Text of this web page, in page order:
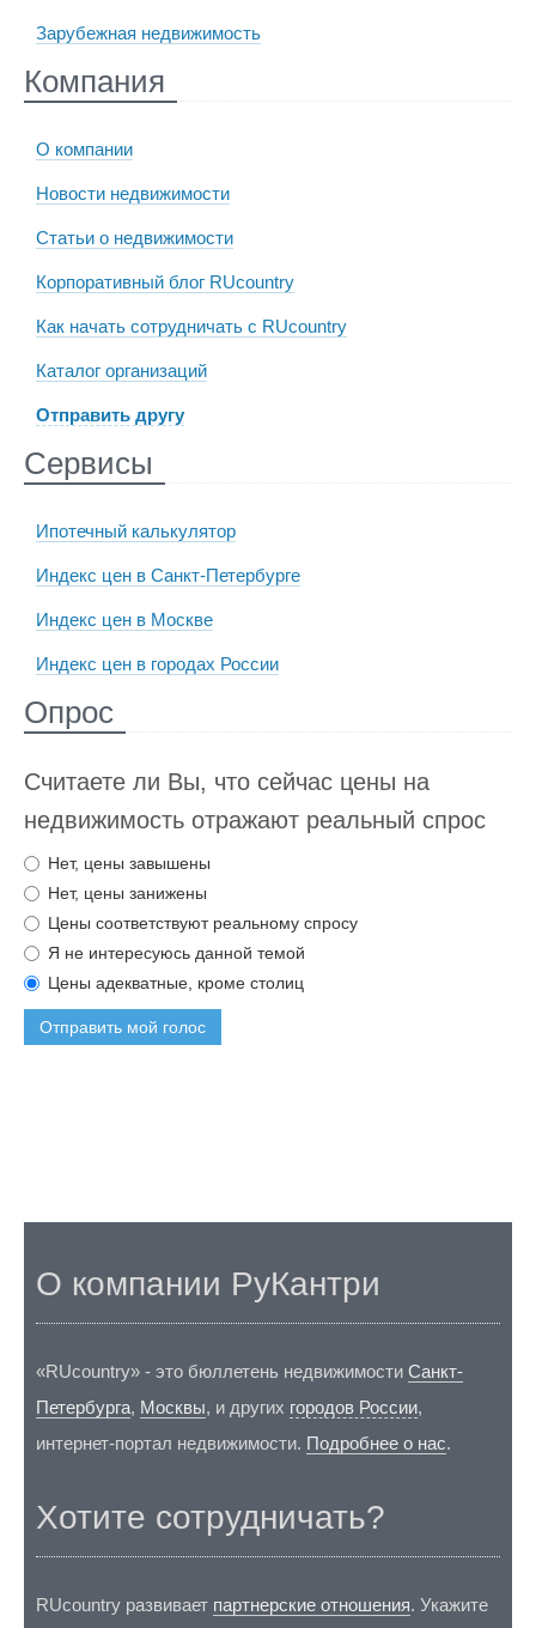
Зарубежная недвижимость
Компания
О компании
Новости недвижимости
Статьи о недвижимости
Корпоративный блог RUcountry
Как начать сотрудничать с RUcountry
Каталог организаций
Отправить другу
Сервисы
Ипотечный калькулятор
Индекс цен в Санкт-Петербурге
Индекс цен в Москве
Индекс цен в городах России
Опрос
Считаете ли Вы, что сейчас цены на
недвижимость отражают реальный спрос
Нет, цены завышены
Нет, цены занижены
Цены соответствуют реальному спросу
Я не интересуюсь данной темой
Цены адекватные, кроме столиц
Отправить мой голос
О компании РуКантри
«RUcountry» - это бюллетень недвижимости Санкт-
Петербурга, Москвы, и других городов России,
интернет-портал недвижимости. Подробнее о нас.
Хотите сотрудничать?
RUcountry развивает партнерские отношения. Укажите